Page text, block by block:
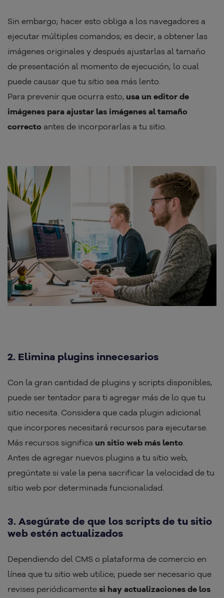
Sin embargo; hacer esto obliga a los navegadores a
ejecutar múltiples comandos; es decir, a obtener las
imágenes originales y después ajustarlas al tamaño
de presentación al momento de ejecución; lo cual
puede causar que tu sitio sea más lento.
Para prevenir que ocurra esto, usa un editor de
imágenes para ajustar las imágenes al tamaño
correcto antes de incorporarlas a tu sitio.
2. Elimina plugins innecesarios
Con la gran cantidad de plugins y scripts disponibles,
puede ser tentador para ti agregar más de lo que tu
sitio necesita. Considera que cada plugin adicional
que incorpores necesitará recursos para ejecutarse.
Más recursos significa un sitio web más lento.
Antes de agregar nuevos plugins a tu sitio web,
pregúntate si vale la pena sacrificar la velocidad de tu
sitio web por determinada funcionalidad.
3. Asegúrate de que los scripts de tu sitio
web estén actualizados
Dependiendo del CMS o plataforma de comercio en
línea que tu sitio web utilice; puede ser necesario que
revises periódicamente si hay actualizaciones de los